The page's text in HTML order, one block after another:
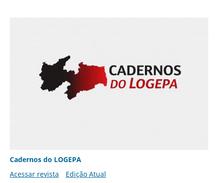
Cadernos do LOGEPA
Acessar revista
Edição Atual